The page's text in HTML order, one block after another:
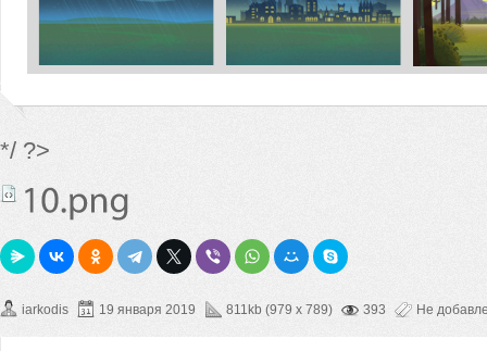
*/ ?>
iarkodis 19 января 2019 811kb (979 x 789) 393 Не